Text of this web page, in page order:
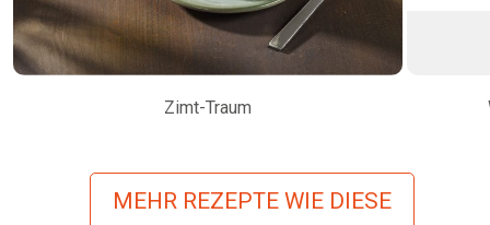
Zimt-Traum
MEHR REZEPTE WIE DIESE